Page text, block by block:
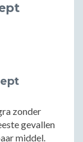
zonder
gevallen
middel.